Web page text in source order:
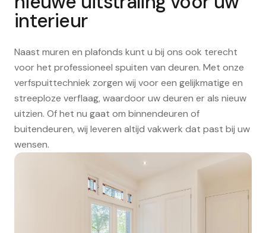
interieur
Naast muren en plafonds kunt u bij ons ook terecht
voor het professioneel spuiten van deuren. Met onze
verfspuittechniek zorgen wij voor een gelijkmatige en
streeploze verflaag, waardoor uw deuren er als nieuw
uitzien. Of het nu gaat om binnendeuren of
buitendeuren, wij leveren altijd vakwerk dat past bij uw
wensen.